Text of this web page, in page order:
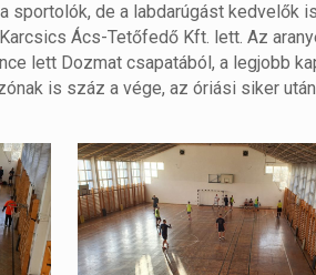
sportolók, de a labdarúgást kedvelők
Ács-Tetőfedő Kft. lett. Az
lett Dozmat csapatából, a legjobb
is száz a vége, az óriási siker